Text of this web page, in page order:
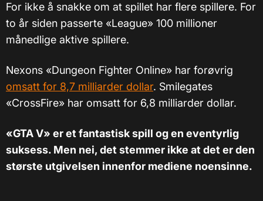
For ikke å snakke om at spillet har flere spillere. For
to år siden passerte «League» 100 millioner
månedlige aktive spillere.
Nexons «Dungeon Fighter Online» har forøvrig
omsatt for 8,7 milliarder dollar. Smilegates
«CrossFire» har omsatt for 6,8 milliarder dollar.
«GTA V» er et fantastisk spill og en eventyrlig
suksess. Men nei, det stemmer ikke at det er den
største utgivelsen innenfor mediene noensinne.